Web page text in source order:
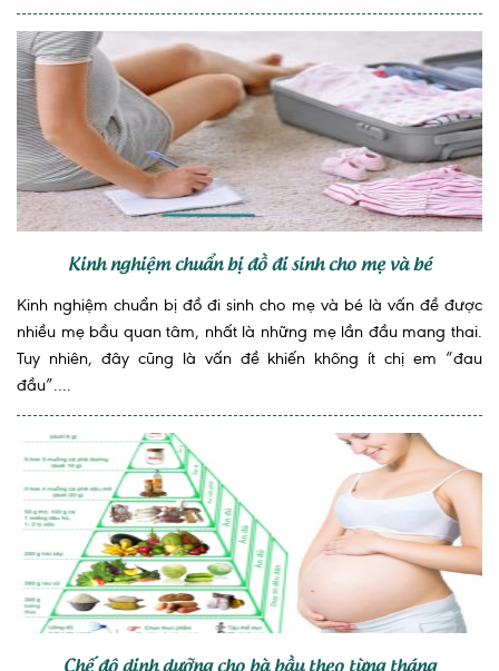
Kinh nghiệm chuẩn bị đồ đi sinh cho mẹ và bé
Kinh nghiệm chuẩn bị đồ đi sinh cho mẹ và bé là vấn đề được
nhiều mẹ bầu quan tâm, nhất là những mẹ lần đầu mang thai.
Tuy nhiên, đây cũng là vấn đề khiến không ít chị em “đau
đầu”....
Chế độ dinh dưỡng cho bà bầu theo từng tháng